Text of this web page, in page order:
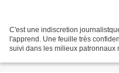
C'est une indiscretion
l'apprend. Une feuille très
suivi dans les milieux patronnaux